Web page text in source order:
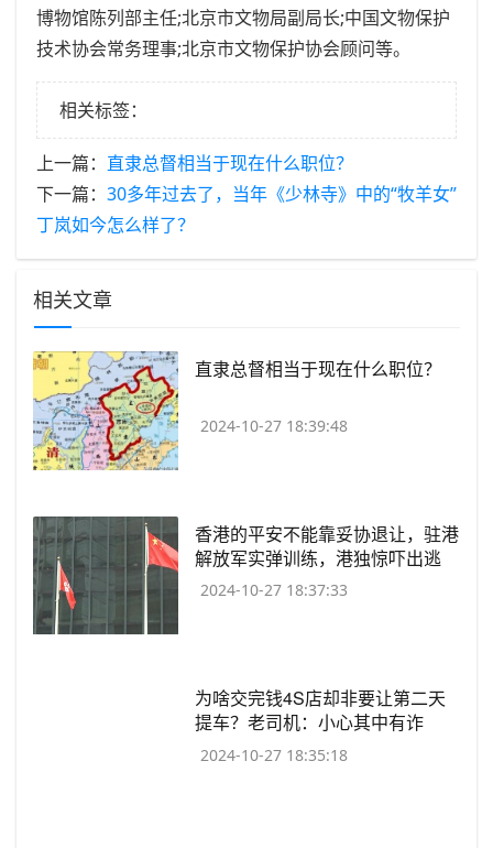
博物馆陈列部主任;北京市文物局副局长;中国文物保护
技术协会常务理事;北京市文物保护协会顾问等。
相关标签：
上一篇： ​直隶总督相当于现在什么职位？
下一篇： ​30多年过去了，当年《少林寺》中的“牧羊女”
丁岚如今怎么样了？
相关文章
​直隶总督相当于现在什么职位？
2024-10-27 18:39:48
​香港的平安不能靠妥协退让，驻港
解放军实弹训练，港独惊吓出逃
2024-10-27 18:37:33
​为啥交完钱4S店却非要让第二天
提车？老司机：小心其中有诈
2024-10-27 18:35:18